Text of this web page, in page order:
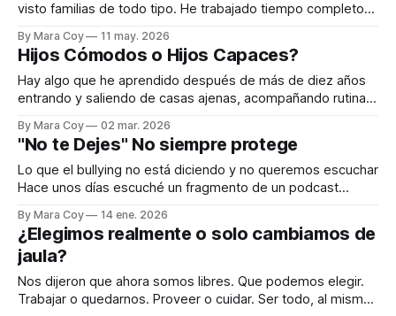
visto familias de todo tipo. He trabajado tiempo completo
sostienen profundamente la formación emocional y humana
de sus hijos. Y también he trabajado medio tiempo con
By Mara Coy 11 may. 2026
Hijos Cómodos o Hijos Capaces?
Hay algo que he aprendido después de más de diez años
entrando y saliendo de casas ajenas, acompañando rutinas
maternidad moderna está cansada. Lo digo con respeto. Lo
digo con cariño. Lo digo porque lo he visto de
By Mara Coy 02 mar. 2026
"No te Dejes" No siempre protege
Lo que el bullying no está diciendo y no queremos escuchar
Hace unos días escuché un fragmento de un podcast
dicho a sus hijos la frase: “Si te pegan, pégales.” Todas
asintieron. Y es que, ¿cómo no hacerlo? Qué impotencia
By Mara Coy 14 ene. 2026
¿Elegimos realmente o solo cambiamos de
jaula?
Nos dijeron que ahora somos libres. Que podemos elegir.
Trabajar o quedarnos. Proveer o cuidar. Ser todo, al mismo